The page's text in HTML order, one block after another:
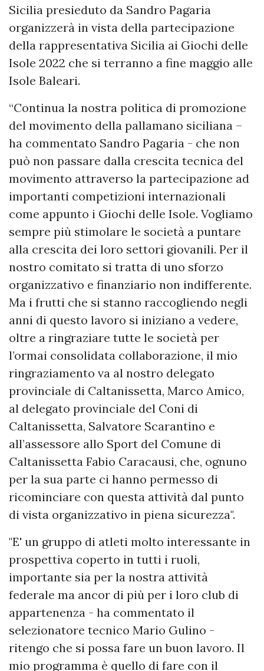
Sicilia presieduto da Sandro Pagaria
organizzerà in vista della partecipazione
della rappresentativa Sicilia ai Giochi delle
Isole 2022 che si terranno a fine maggio alle
Isole Baleari.
“Continua la nostra politica di promozione
del movimento della pallamano siciliana –
ha commentato Sandro Pagaria - che non
può non passare dalla crescita tecnica del
movimento attraverso la partecipazione ad
importanti competizioni internazionali
come appunto i Giochi delle Isole. Vogliamo
sempre più stimolare le società a puntare
alla crescita dei loro settori giovanili. Per il
nostro comitato si tratta di uno sforzo
organizzativo e finanziario non indifferente.
Ma i frutti che si stanno raccogliendo negli
anni di questo lavoro si iniziano a vedere,
oltre a ringraziare tutte le società per
l’ormai consolidata collaborazione, il mio
ringraziamento va al nostro delegato
provinciale di Caltanissetta, Marco Amico,
al delegato provinciale del Coni di
Caltanissetta, Salvatore Scarantino e
all’assessore allo Sport del Comune di
Caltanissetta Fabio Caracausi, che, ognuno
per la sua parte ci hanno permesso di
ricominciare con questa attività dal punto
di vista organizzativo in piena sicurezza".
"E' un gruppo di atleti molto interessante in
prospettiva coperto in tutti i ruoli,
importante sia per la nostra attività
federale ma ancor di più per i loro club di
appartenenza - ha commentato il
selezionatore tecnico Mario Gulino -
ritengo che si possa fare un buon lavoro. Il
mio programma è quello di fare con il